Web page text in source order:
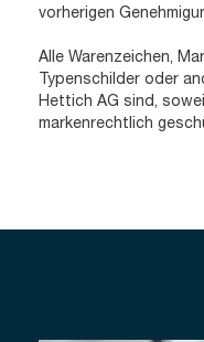
vorherigen
Alle Warenzeichen,
Typenschilder oder
Hettich AG sind,
markenrechtlich